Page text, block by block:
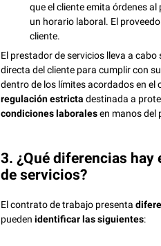
que el cliente emita órdenes
un horario laboral. El
cliente.
El prestador de servicios lleva a cabo
directa del cliente para cumplir con
dentro de los límites acordados en
regulación estricta destinada a
condiciones laboralesen manos del
3. ¿Qué diferencias
de servicios?
El contrato de trabajo presenta
puedenidentificar las siguientes: